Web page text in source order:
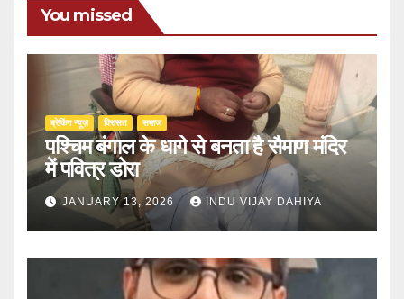
You missed
ब्रेकिंग न्यूज़ ‍‍विरासत समाज
पश्चिम बंगाल के धागे से बनता है सैमाण मंदिर
में पवित्र डोरा
JANUARY 13, 2026 INDU VIJAY DAHIYA